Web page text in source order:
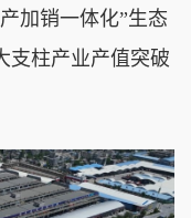
加销一体化”生态
支柱产业产值突破